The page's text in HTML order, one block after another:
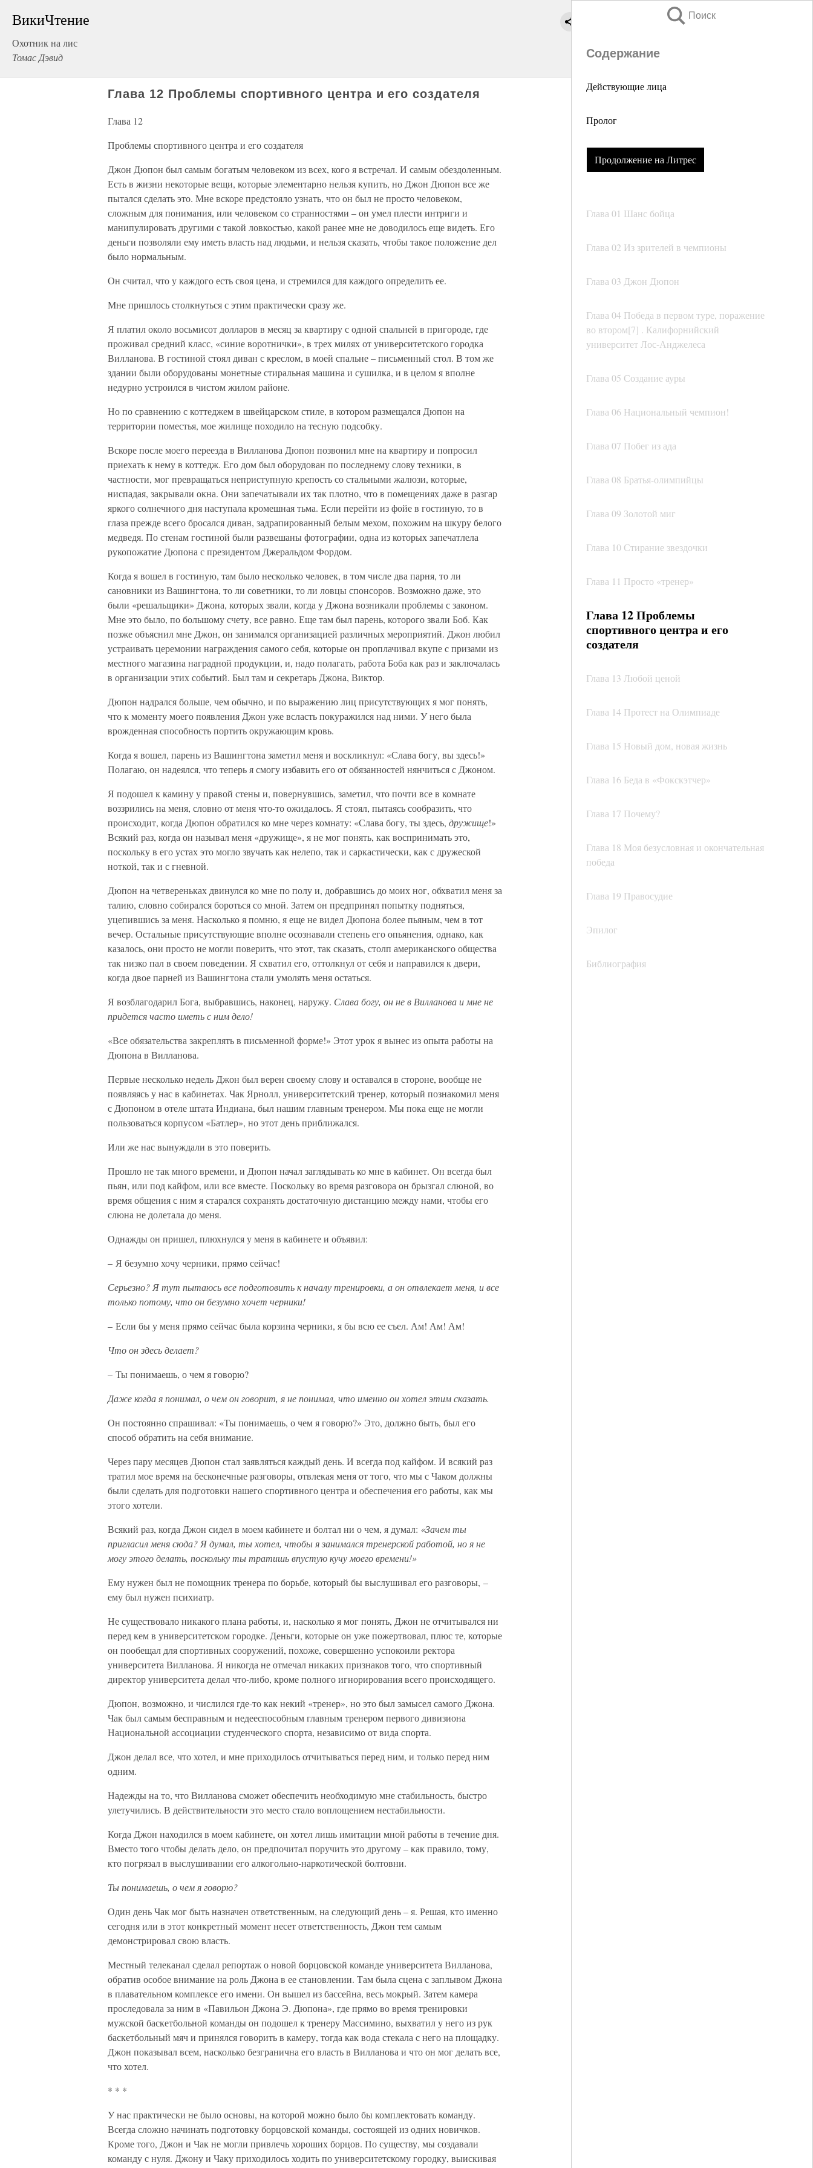
ВикиЧтение
Охотник на лис
Томас Дэвид
Поиск
Содержание
Действующие лица
Пролог
Продолжение на Литрес
Глава 01 Шанс бойца
Глава 02 Из зрителей в чемпионы
Глава 03 Джон Дюпон
Глава 04 Победа в первом туре, поражение
во втором[7] . Калифорнийский
университет Лос-Анджелеса
Глава 05 Создание ауры
Глава 06 Национальный чемпион!
Глава 07 Побег из ада
Глава 08 Братья-олимпийцы
Глава 09 Золотой миг
Глава 10 Стирание звездочки
Глава 11 Просто «тренер»
Глава 12 Проблемы
спортивного центра и его
создателя
Глава 13 Любой ценой
Глава 14 Протест на Олимпиаде
Глава 15 Новый дом, новая жизнь
Глава 16 Беда в «Фокскэтчер»
Глава 17 Почему?
Глава 18 Моя безусловная и окончательная
победа
Глава 19 Правосудие
Эпилог
Библиография
Глава 12 Проблемы спортивного центра и его создателя
Глава 12
Проблемы спортивного центра и его создателя
Джон Дюпон был самым богатым человеком из всех, кого я встречал. И самым обездоленным.
Есть в жизни некоторые вещи, которые элементарно нельзя купить, но Джон Дюпон все же
пытался сделать это. Мне вскоре предстояло узнать, что он был не просто человеком,
сложным для понимания, или человеком со странностями – он умел плести интриги и
манипулировать другими с такой ловкостью, какой ранее мне не доводилось еще видеть. Его
деньги позволяли ему иметь власть над людьми, и нельзя сказать, чтобы такое положение дел
было нормальным.
Он считал, что у каждого есть своя цена, и стремился для каждого определить ее.
Мне пришлось столкнуться с этим практически сразу же.
Я платил около восьмисот долларов в месяц за квартиру с одной спальней в пригороде, где
проживал средний класс, «синие воротнички», в трех милях от университетского городка
Вилланова. В гостиной стоял диван с креслом, в моей спальне – письменный стол. В том же
здании были оборудованы монетные стиральная машина и сушилка, и в целом я вполне
недурно устроился в чистом жилом районе.
Но по сравнению с коттеджем в швейцарском стиле, в котором размещался Дюпон на
территории поместья, мое жилище походило на тесную подсобку.
Вскоре после моего переезда в Вилланова Дюпон позвонил мне на квартиру и попросил
приехать к нему в коттедж. Его дом был оборудован по последнему слову техники, в
частности, мог превращаться неприступную крепость со стальными жалюзи, которые,
ниспадая, закрывали окна. Они запечатывали их так плотно, что в помещениях даже в разгар
яркого солнечного дня наступала кромешная тьма. Если перейти из фойе в гостиную, то в
глаза прежде всего бросался диван, задрапированный белым мехом, похожим на шкуру белого
медведя. По стенам гостиной были развешаны фотографии, одна из которых запечатлела
рукопожатие Дюпона с президентом Джеральдом Фордом.
Когда я вошел в гостиную, там было несколько человек, в том числе два парня, то ли
сановники из Вашингтона, то ли советники, то ли ловцы спонсоров. Возможно даже, это
были «решальщики» Джона, которых звали, когда у Джона возникали проблемы с законом.
Мне это было, по большому счету, все равно. Еще там был парень, которого звали Боб. Как
позже объяснил мне Джон, он занимался организацией различных мероприятий. Джон любил
устраивать церемонии награждения самого себя, которые он проплачивал вкупе с призами из
местного магазина наградной продукции, и, надо полагать, работа Боба как раз и заключалась
в организации этих событий. Был там и секретарь Джона, Виктор.
Дюпон надрался больше, чем обычно, и по выражению лиц присутствующих я мог понять,
что к моменту моего появления Джон уже всласть покуражился над ними. У него была
врожденная способность портить окружающим кровь.
Когда я вошел, парень из Вашингтона заметил меня и воскликнул: «Слава богу, вы здесь!»
Полагаю, он надеялся, что теперь я смогу избавить его от обязанностей нянчиться с Джоном.
Я подошел к камину у правой стены и, повернувшись, заметил, что почти все в комнате
воззрились на меня, словно от меня что-то ожидалось. Я стоял, пытаясь сообразить, что
происходит, когда Дюпон обратился ко мне через комнату: «Слава богу, ты здесь, дружище!»
Всякий раз, когда он называл меня «дружище», я не мог понять, как воспринимать это,
поскольку в его устах это могло звучать как нелепо, так и саркастически, как с дружеской
ноткой, так и с гневной.
Дюпон на четвереньках двинулся ко мне по полу и, добравшись до моих ног, обхватил меня за
талию, словно собирался бороться со мной. Затем он предпринял попытку подняться,
уцепившись за меня. Насколько я помню, я еще не видел Дюпона более пьяным, чем в тот
вечер. Остальные присутствующие вполне осознавали степень его опьянения, однако, как
казалось, они просто не могли поверить, что этот, так сказать, столп американского общества
так низко пал в своем поведении. Я схватил его, оттолкнул от себя и направился к двери,
когда двое парней из Вашингтона стали умолять меня остаться.
Я возблагодарил Бога, выбравшись, наконец, наружу. Слава богу, он не в Вилланова и мне не
придется часто иметь с ним дело!
«Все обязательства закреплять в письменной форме!» Этот урок я вынес из опыта работы на
Дюпона в Вилланова.
Первые несколько недель Джон был верен своему слову и оставался в стороне, вообще не
появляясь у нас в кабинетах. Чак Ярнолл, университетский тренер, который познакомил меня
с Дюпоном в отеле штата Индиана, был нашим главным тренером. Мы пока еще не могли
пользоваться корпусом «Батлер», но этот день приближался.
Или же нас вынуждали в это поверить.
Прошло не так много времени, и Дюпон начал заглядывать ко мне в кабинет. Он всегда был
пьян, или под кайфом, или все вместе. Поскольку во время разговора он брызгал слюной, во
время общения с ним я старался сохранять достаточную дистанцию между нами, чтобы его
слюна не долетала до меня.
Однажды он пришел, плюхнулся у меня в кабинете и объявил:
– Я безумно хочу черники, прямо сейчас!
Серьезно? Я тут пытаюсь все подготовить к началу тренировки, а он отвлекает меня, и все
только потому, что он безумно хочет черники!
– Если бы у меня прямо сейчас была корзина черники, я бы всю ее съел. Ам! Ам! Ам!
Что он здесь делает?
– Ты понимаешь, о чем я говорю?
Даже когда я понимал, о чем он говорит, я не понимал, что именно он хотел этим сказать.
Он постоянно спрашивал: «Ты понимаешь, о чем я говорю?» Это, должно быть, был его
способ обратить на себя внимание.
Через пару месяцев Дюпон стал заявляться каждый день. И всегда под кайфом. И всякий раз
тратил мое время на бесконечные разговоры, отвлекая меня от того, что мы с Чаком должны
были сделать для подготовки нашего спортивного центра и обеспечения его работы, как мы
этого хотели.
Всякий раз, когда Джон сидел в моем кабинете и болтал ни о чем, я думал: «Зачем ты
пригласил меня сюда? Я думал, ты хотел, чтобы я занимался тренерской работой, но я не
могу этого делать, поскольку ты тратишь впустую кучу моего времени!»
Ему нужен был не помощник тренера по борьбе, который бы выслушивал его разговоры, –
ему был нужен психиатр.
Не существовало никакого плана работы, и, насколько я мог понять, Джон не отчитывался ни
перед кем в университетском городке. Деньги, которые он уже пожертвовал, плюс те, которые
он пообещал для спортивных сооружений, похоже, совершенно успокоили ректора
университета Вилланова. Я никогда не отмечал никаких признаков того, что спортивный
директор университета делал что-либо, кроме полного игнорирования всего происходящего.
Дюпон, возможно, и числился где-то как некий «тренер», но это был замысел самого Джона.
Чак был самым бесправным и недееспособным главным тренером первого дивизиона
Национальной ассоциации студенческого спорта, независимо от вида спорта.
Джон делал все, что хотел, и мне приходилось отчитываться перед ним, и только перед ним
одним.
Надежды на то, что Вилланова сможет обеспечить необходимую мне стабильность, быстро
улетучились. В действительности это место стало воплощением нестабильности.
Когда Джон находился в моем кабинете, он хотел лишь имитации мной работы в течение дня.
Вместо того чтобы делать дело, он предпочитал поручить это другому – как правило, тому,
кто погрязал в выслушивании его алкогольно-наркотической болтовни.
Ты понимаешь, о чем я говорю?
Один день Чак мог быть назначен ответственным, на следующий день – я. Решая, кто именно
сегодня или в этот конкретный момент несет ответственность, Джон тем самым
демонстрировал свою власть.
Местный телеканал сделал репортаж о новой борцовской команде университета Вилланова,
обратив особое внимание на роль Джона в ее становлении. Там была сцена с заплывом Джона
в плавательном комплексе его имени. Он вышел из бассейна, весь мокрый. Затем камера
проследовала за ним в «Павильон Джона Э. Дюпона», где прямо во время тренировки
мужской баскетбольной команды он подошел к тренеру Массимино, выхватил у него из рук
баскетбольный мяч и принялся говорить в камеру, тогда как вода стекала с него на площадку.
Джон показывал всем, насколько безгранична его власть в Вилланова и что он мог делать все,
что хотел.
* * *
У нас практически не было основы, на которой можно было бы комплектовать команду.
Всегда сложно начинать подготовку борцовской команды, состоящей из одних новичков.
Кроме того, Джон и Чак не могли привлечь хороших борцов. По существу, мы создавали
команду с нуля. Джону и Чаку приходилось ходить по университетскому городку, выискивая